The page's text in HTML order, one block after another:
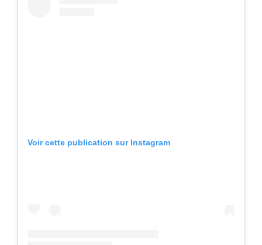
Voir cette publication sur Instagram